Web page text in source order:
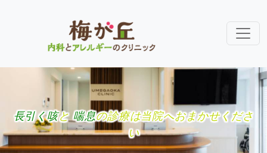
長引く咳と喘息の診療は当院へおまかせくださ
い